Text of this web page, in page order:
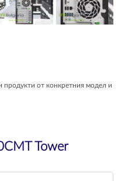
продукти от конкретния модел и
Tower